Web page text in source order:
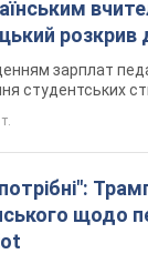
розкрив
зарплат
студентських
щодо